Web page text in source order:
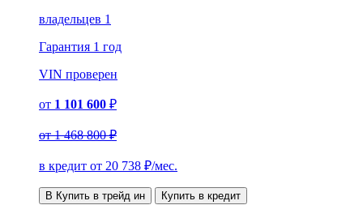
владельцев 1
Гарантия 1 год
VIN проверен
от 1 101 600 ₽
от1 468 800 ₽
в кредит от 20 738 ₽/мес.
В Купить в трейд ин Купить в кредит